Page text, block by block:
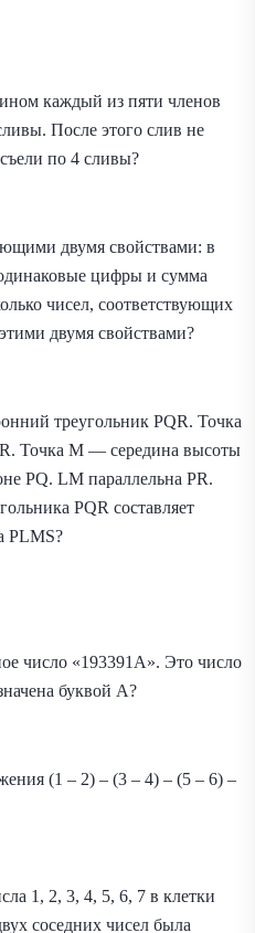
каждый из пяти членов
После этого слив не
по 4 сливы?
двумя свойствами: в
цифры и сумма
чисел, соответствующих
двумя свойствами?
треугольник PQR. Точка
Точка M — середина высоты
PQ. LM параллельна PR.
PQR составляет
PLMS?
число «193391А». Это число
буквой А?
(1 – 2) – (3 – 4) – (5 – 6) –
1, 2, 3, 4, 5, 6, 7 в клетки
соседних чисел была